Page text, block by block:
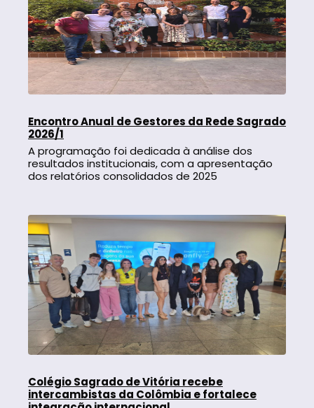
Encontro Anual de Gestores da Rede Sagrado
2026/1
A programação foi dedicada à análise dos
resultados institucionais, com a apresentação
dos relatórios consolidados de 2025
Colégio Sagrado de Vitória recebe
intercambistas da Colômbia e fortalece